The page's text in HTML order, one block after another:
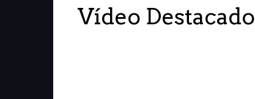
Vídeo Destacado